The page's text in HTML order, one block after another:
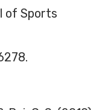
of Sports